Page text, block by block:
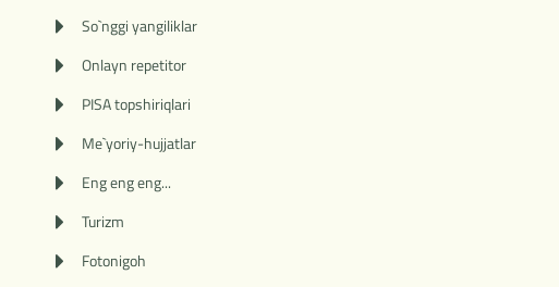
So`nggi yangiliklar
Onlayn repetitor
PISA topshiriqlari
Me`yoriy-hujjatlar
Eng eng eng...
Turizm
Fotonigoh